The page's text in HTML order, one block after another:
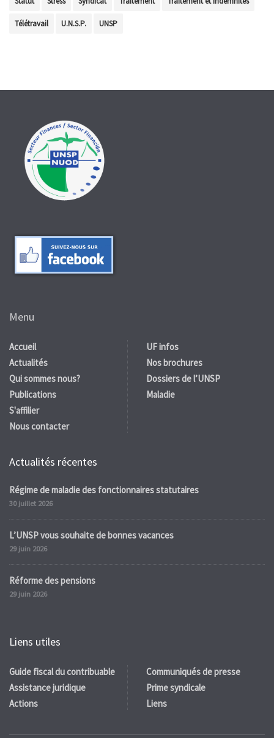
Télétravail U.N.S.P. UNSP
Menu
Accueil
Actualités
Qui sommes nous?
Publications
S'affilier
Nous contacter
UF infos
Nos brochures
Dossiers de l’UNSP
Maladie
Actualités récentes
Régime de maladie des fonctionnaires statutaires
30 juillet 2026
L’UNSP vous souhaite de bonnes vacances
29 juin 2026
Réforme des pensions
29 juin 2026
Liens utiles
Guide fiscal du contribuable
Assistance juridique
Actions
Communiqués de presse
Prime syndicale
Liens